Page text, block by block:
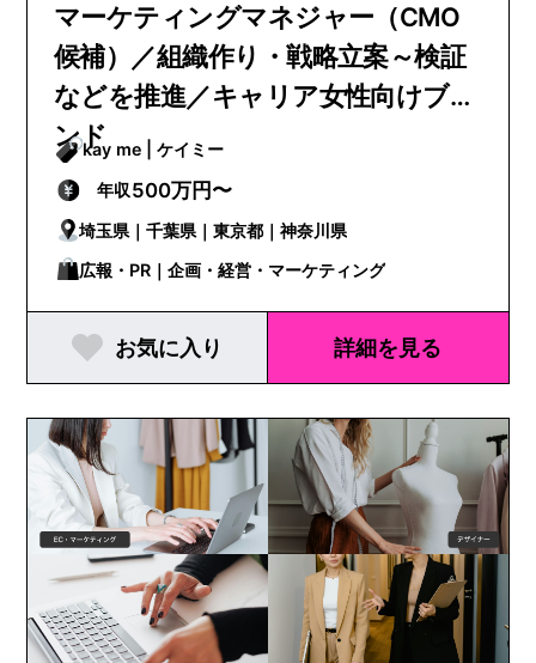
マーケティングマネジャー（CMO
候補）／組織作り・戦略立案～検証
などを推進／キャリア女性向けブラ
ンド
kay me | ケイミー
年収500万円〜
埼玉県｜千葉県｜東京都｜神奈川県
広報・PR｜企画・経営・マーケティング
お気に入り 詳細を見る